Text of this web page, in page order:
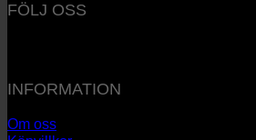
FÖLJ OSS
INFORMATION
Om oss